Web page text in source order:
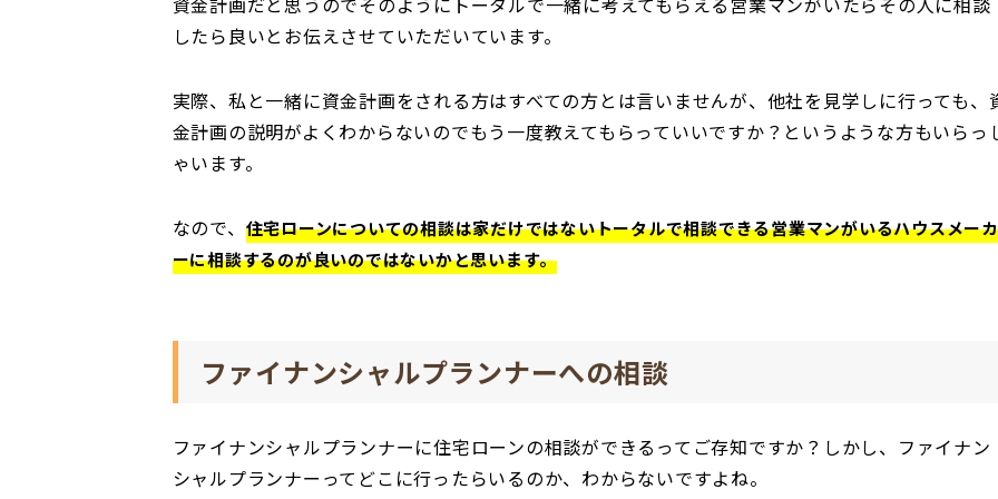
したら良いとお伝えさせていただいています。
実際、私と一緒に資金計画をされる方はすべての方とは言いませんが、他社を見学しに行っても、
金計画の説明がよくわからないのでもう一度教えてもらっていいですか？というような方もいらっ
ゃいます。
なので、 住宅ローンについての相談は家だけではないトータルで相談できる営業マンがいるハウスメーカ
ーに相談するのが良いのではないかと思います。
ファイナンシャルプランナーへの相談
ファイナンシャルプランナーに住宅ローンの相談ができるってご存知ですか？しかし、ファイナン
シャルプランナーってどこに行ったらいるのか、わからないですよね。